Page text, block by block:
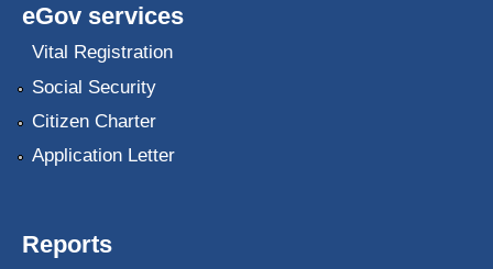
eGov services
Vital Registration
Social Security
Citizen Charter
Application Letter
Reports